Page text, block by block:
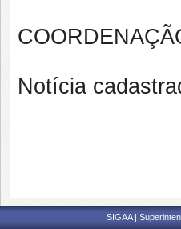
Notícia
SIGAA |